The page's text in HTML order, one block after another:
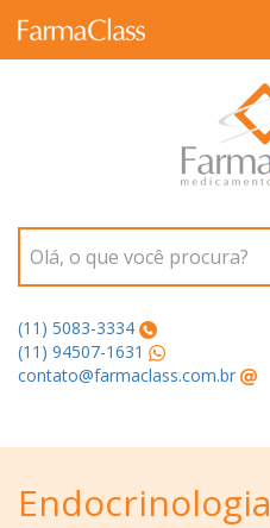
Olá, o que você procura?
(11) 5083-3334
(11) 94507-1631
contato@farmaclass.com.br
Endocrinologia